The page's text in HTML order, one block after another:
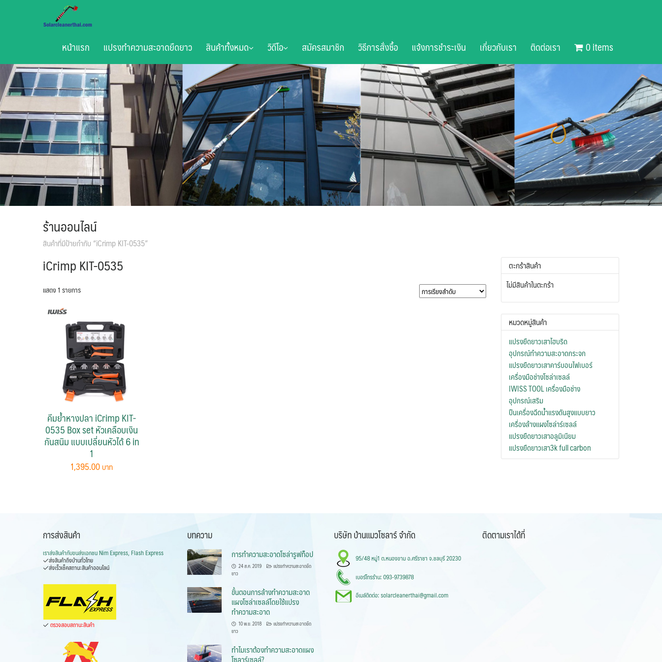
หน้าแรก แปรงทำความสะอาดยืดยาว สินค้าทั้งหมด วิดีโอ สมัครสมาชิก วิธีการสั่งซื้อ แจ้งการชำระเงิน เกี่ยวกับเรา ติดต่อเรา 0 items
ร้านออนไลน์
สินค้าที่มีป้ายกำกับ “iCrimp KIT-0535”
iCrimp KIT-0535
แสดง 1 รายการ
คีมย้ำหางปลา iCrimp KIT-
0535 Box set หัวเคลือบเงิน
กันสนิม แบบเปลี่ยนหัวได้ 6 in
1
1,395.00
ตะกร้าสินค้า
ไม่มีสินค้าในตะกร้า
หมวดหมู่สินค้า
แปรงยืดยาวเสาไฮบริด
อุปกรณ์ทำความสะอาดกระจก
แปรงยืดยาวเสาคาร์บอนไฟเบอร์
เครื่องมือช่างโซล่าเซลล์
IWISS TOOL เครื่องมือช่าง
อุปกรณ์เสริม
ปืนเครื่องฉีดน้ำแรงดันสูงแบบยาว
เครื่องล้างแผงโซล่าร์เซลล์
แปรงยืดยาวเสาอลูมิเนียม
แปรงยืดยาวเสา3k full carbon
การส่งสินค้า
เราส่งสินค้ากับขนส่งเอกชน Nim Express, Flash Express
ส่งสินค้าถึงบ้านทั่วไทย
ส่งเร็วเช็คสถานะสินค้าออนไลน์
ตรวจสอบสถานะสินค้า
บทความ
การทำความสะอาดโซล่ารูฟท็อป
24 ส.ค. 2019
แปรงทำความสะอาดยืด
ยาว
ขั้นตอนการล้างทำความสะอาด
แผงโซล่าเซลล์โดยใช้แปรง
ทำความสะอาด
10 พ.ย. 2018
แปรงทำความสะอาดยืด
ยาว
ทำไมเราต้องทำความสะอาดแผง
บริษัท บ้านแมวโซลาร์ จำกัด
95/48 หมู่1 ต.หนองขาม อ.ศรีราชา จ.ชลบุรี 20230
เบอร์โทรร้าน: 093-9739878
อีเมล์ติดต่อ: solarcleanerthai@gmail.com
ติดตามเราได้ที่